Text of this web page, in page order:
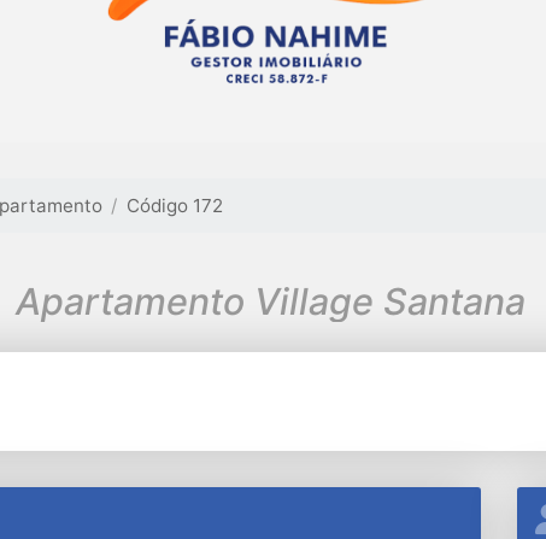
Código 172
Apartamento Village Santana